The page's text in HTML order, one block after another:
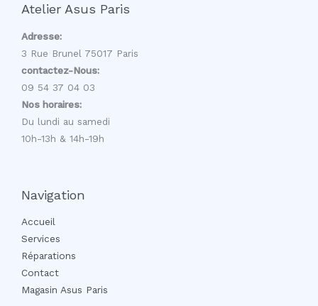
Atelier Asus Paris
Adresse:
3 Rue Brunel 75017 Paris
contactez-Nous:
09 54 37 04 03
Nos horaires:
Du lundi au samedi
10h-13h & 14h-19h
Navigation
Accueil
Services
Réparations
Contact
Magasin Asus Paris